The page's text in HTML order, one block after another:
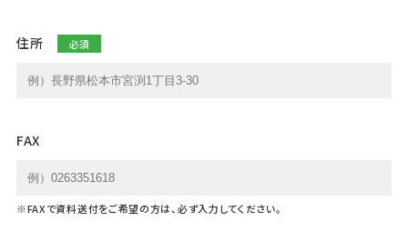
住所
FAX
※FAXで資料送付をご希望の方は、必ず入力してください。